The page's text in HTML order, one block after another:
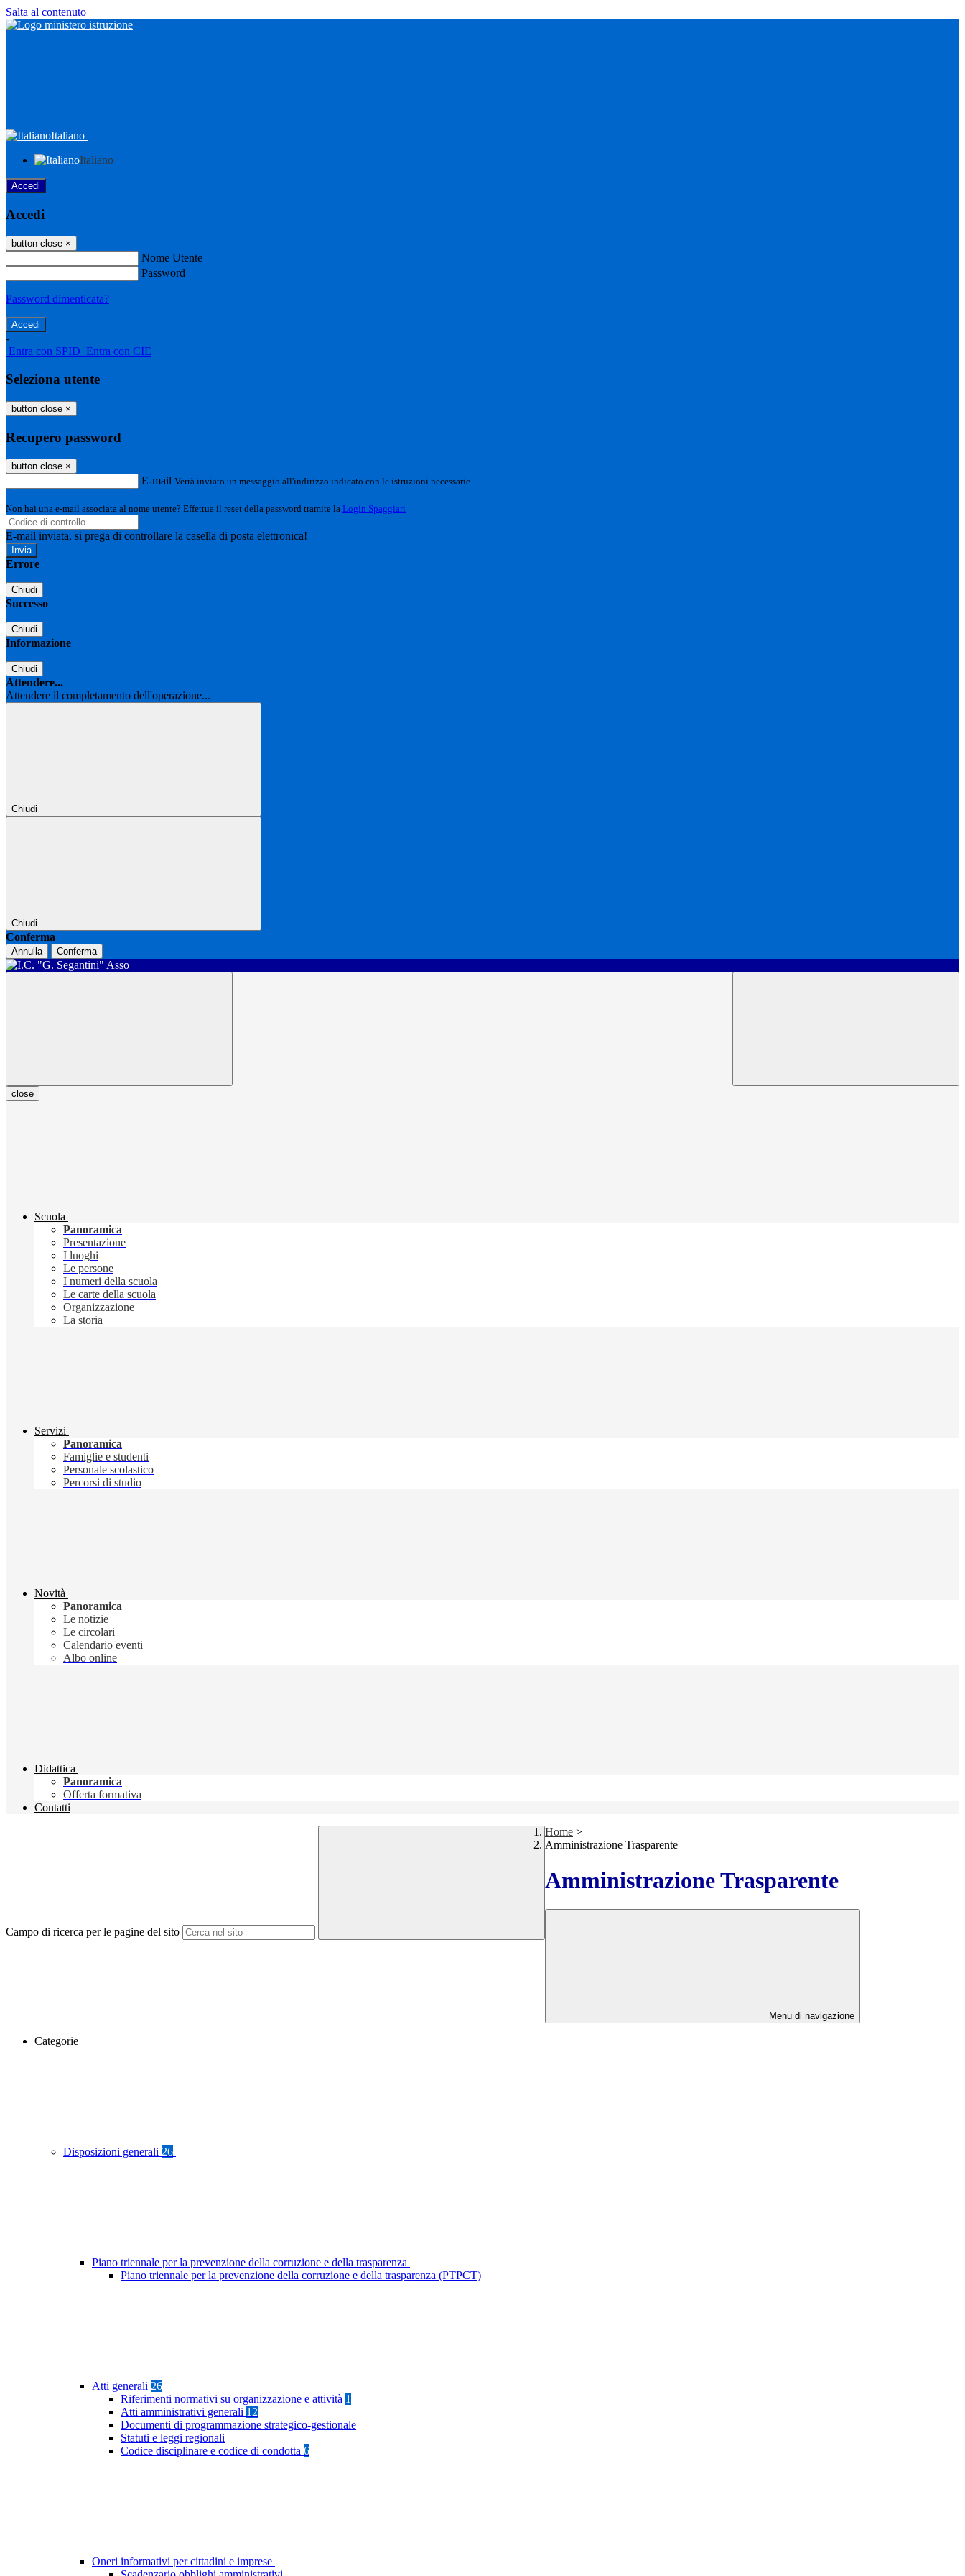
Salta al contenuto
Italiano
Italiano
Accedi
Accedi
button close ×
Nome Utente
Password
Password dimenticata?
-
Entra con SPID Entra con CIE
Seleziona utente
button close ×
Recupero password
button close ×
E-mail Verrà inviato un messaggio all'indirizzo indicato con le istruzioni necessarie.
Non hai una e-mail associata al nome utente? Effettua il reset della password tramite la Login Spaggiari
E-mail inviata, si prega di controllare la casella di posta elettronica!
Errore
Chiudi
Successo
Chiudi
Informazione
Chiudi
Attendere...
Attendere il completamento dell'operazione...
Chiudi
Chiudi
Conferma
Annulla Conferma
close
Scuola
Panoramica
Presentazione
I luoghi
Le persone
I numeri della scuola
Le carte della scuola
Organizzazione
La storia
Servizi
Panoramica
Famiglie e studenti
Personale scolastico
Percorsi di studio
Novità
Panoramica
Le notizie
Le circolari
Calendario eventi
Albo online
Didattica
Panoramica
Offerta formativa
Contatti
Campo di ricerca per le pagine del sito
Home >
Amministrazione Trasparente
Amministrazione Trasparente
Menu di navigazione
Categorie
Disposizioni generali 26
Piano triennale per la prevenzione della corruzione e della trasparenza
Piano triennale per la prevenzione della corruzione e della trasparenza (PTPCT)
Atti generali 26
Riferimenti normativi su organizzazione e attività 1
Atti amministrativi generali 12
Documenti di programmazione strategico-gestionale
Statuti e leggi regionali
Codice disciplinare e codice di condotta 6
Oneri informativi per cittadini e imprese